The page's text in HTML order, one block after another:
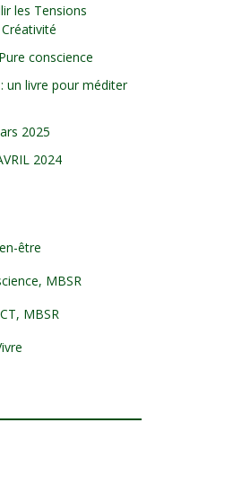
les Tensions
conscience
un livre pour méditer
2025
2024
être
MBSR
MBSR